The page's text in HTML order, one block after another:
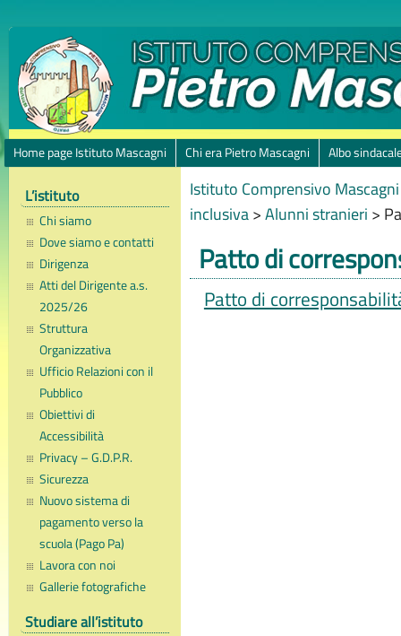
Home page Istituto Mascagni Chi era Pietro Mascagni Albo
L’istituto
Chi siamo
Dove siamo e contatti
Dirigenza
Atti del Dirigente a.s.
2025/26
Struttura
Organizzativa
Ufficio Relazioni con il
Pubblico
Obiettivi di
Accessibilità
Privacy – G.D.P.R.
Sicurezza
Nuovo sistema di
pagamento verso la
scuola (Pago Pa)
Lavora con noi
Gallerie fotografiche
Studiare all’istituto
Istituto Comprensivo
inclusiva>Alunni stranieri >
Patto di
Patto di